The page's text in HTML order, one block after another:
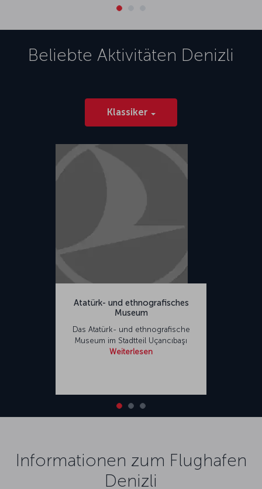
Beliebte Aktivitäten Denizli
Klassiker
Atatürk- und ethnografisches
Museum
Das Atatürk- und ethnografische
Museum im Stadtteil Uçancıbaşı
Weiterlesen
Informationen zum Flughafen
Denizli